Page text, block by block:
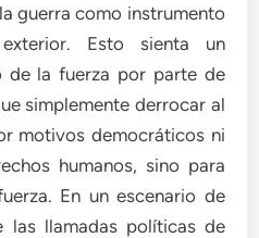
guerra como instrumento
Esto sienta un
de la fuerza por parte de
simplemente derrocar al
motivos democráticos ni
humanos, sino para
En un escenario de
las llamadas políticas de